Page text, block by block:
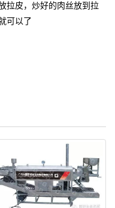
拉皮，炒好的肉丝放到拉
可以了